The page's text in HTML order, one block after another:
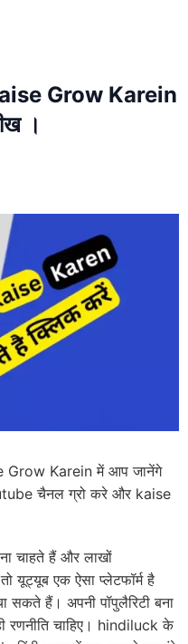
Grow Karein
।
Grow Karein में आप जानेंगे
चैनल ग्रो करे और kaise
चाहते हैं और लाखों
यूट्यूब एक ऐसा प्लेटफॉर्म है
हैं। अपनी पॉपुलैरिटी बना
चाहिए। hindiluck के